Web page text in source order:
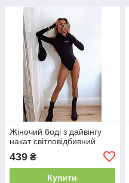
Жіночий боді з дайвінгу
накат світловідбивний
439 ₴
Купити